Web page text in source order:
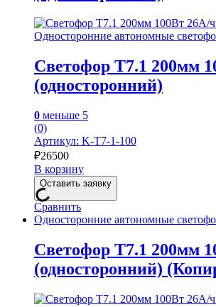
Односторонние автономные
Светофор Т7.1 200мм
(односторонний)
0 меньше 5
(0)
Артикул: K-T7-1-100
₽26500
В корзину
Оставить заявку
Сравнить
Односторонние автономные
Светофор Т7.1 200мм
(односторонний)